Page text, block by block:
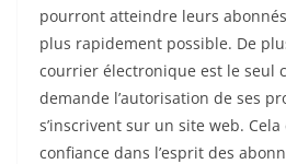
pourront atteindre leurs
plus rapidement possible. De
courrier électronique est le seul
demande l’autorisation de ses
s’inscrivent sur un site web.
confiance dans l’esprit des